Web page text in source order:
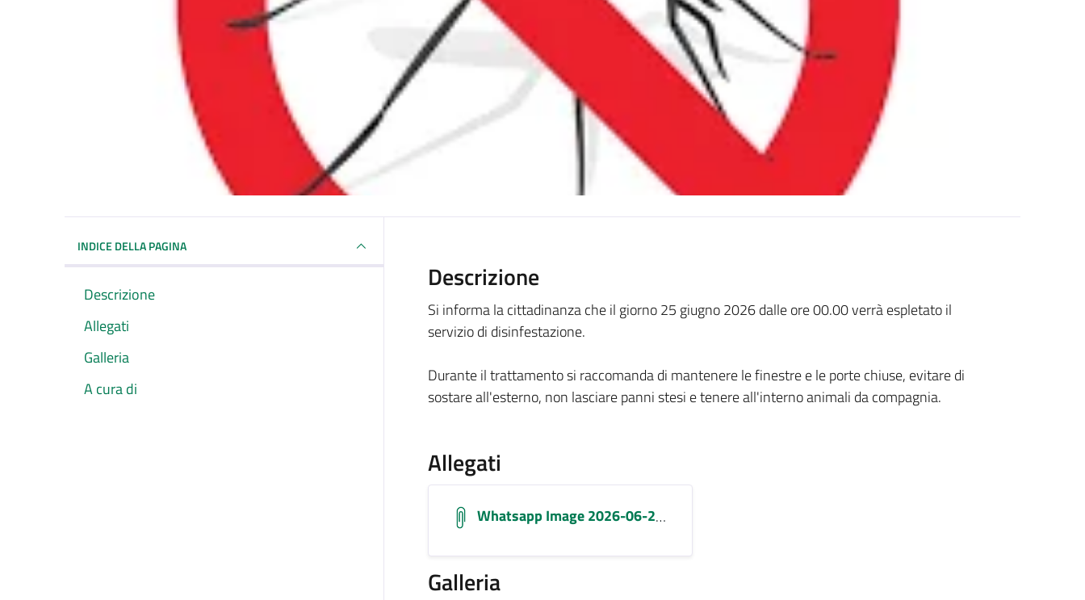
INDICE DELLA PAGINA
Descrizione
Allegati
Galleria
A cura di
Descrizione
Si informa la cittadinanza che il giorno 25 giugno 2026 dalle ore 00.00 verrà espletato il
servizio di disinfestazione.
Durante il trattamento si raccomanda di mantenere le finestre e le porte chiuse, evitare di
sostare all'esterno, non lasciare panni stesi e tenere all'interno animali da compagnia.
Allegati
Whatsapp Image 2026-06-25 At 11.39.54
Galleria